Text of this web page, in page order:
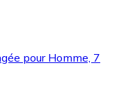
pour Homme, 7